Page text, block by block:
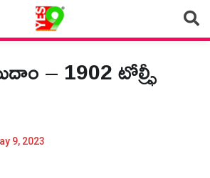
– 1902 టోల్ఫ్రీ
9, 2023